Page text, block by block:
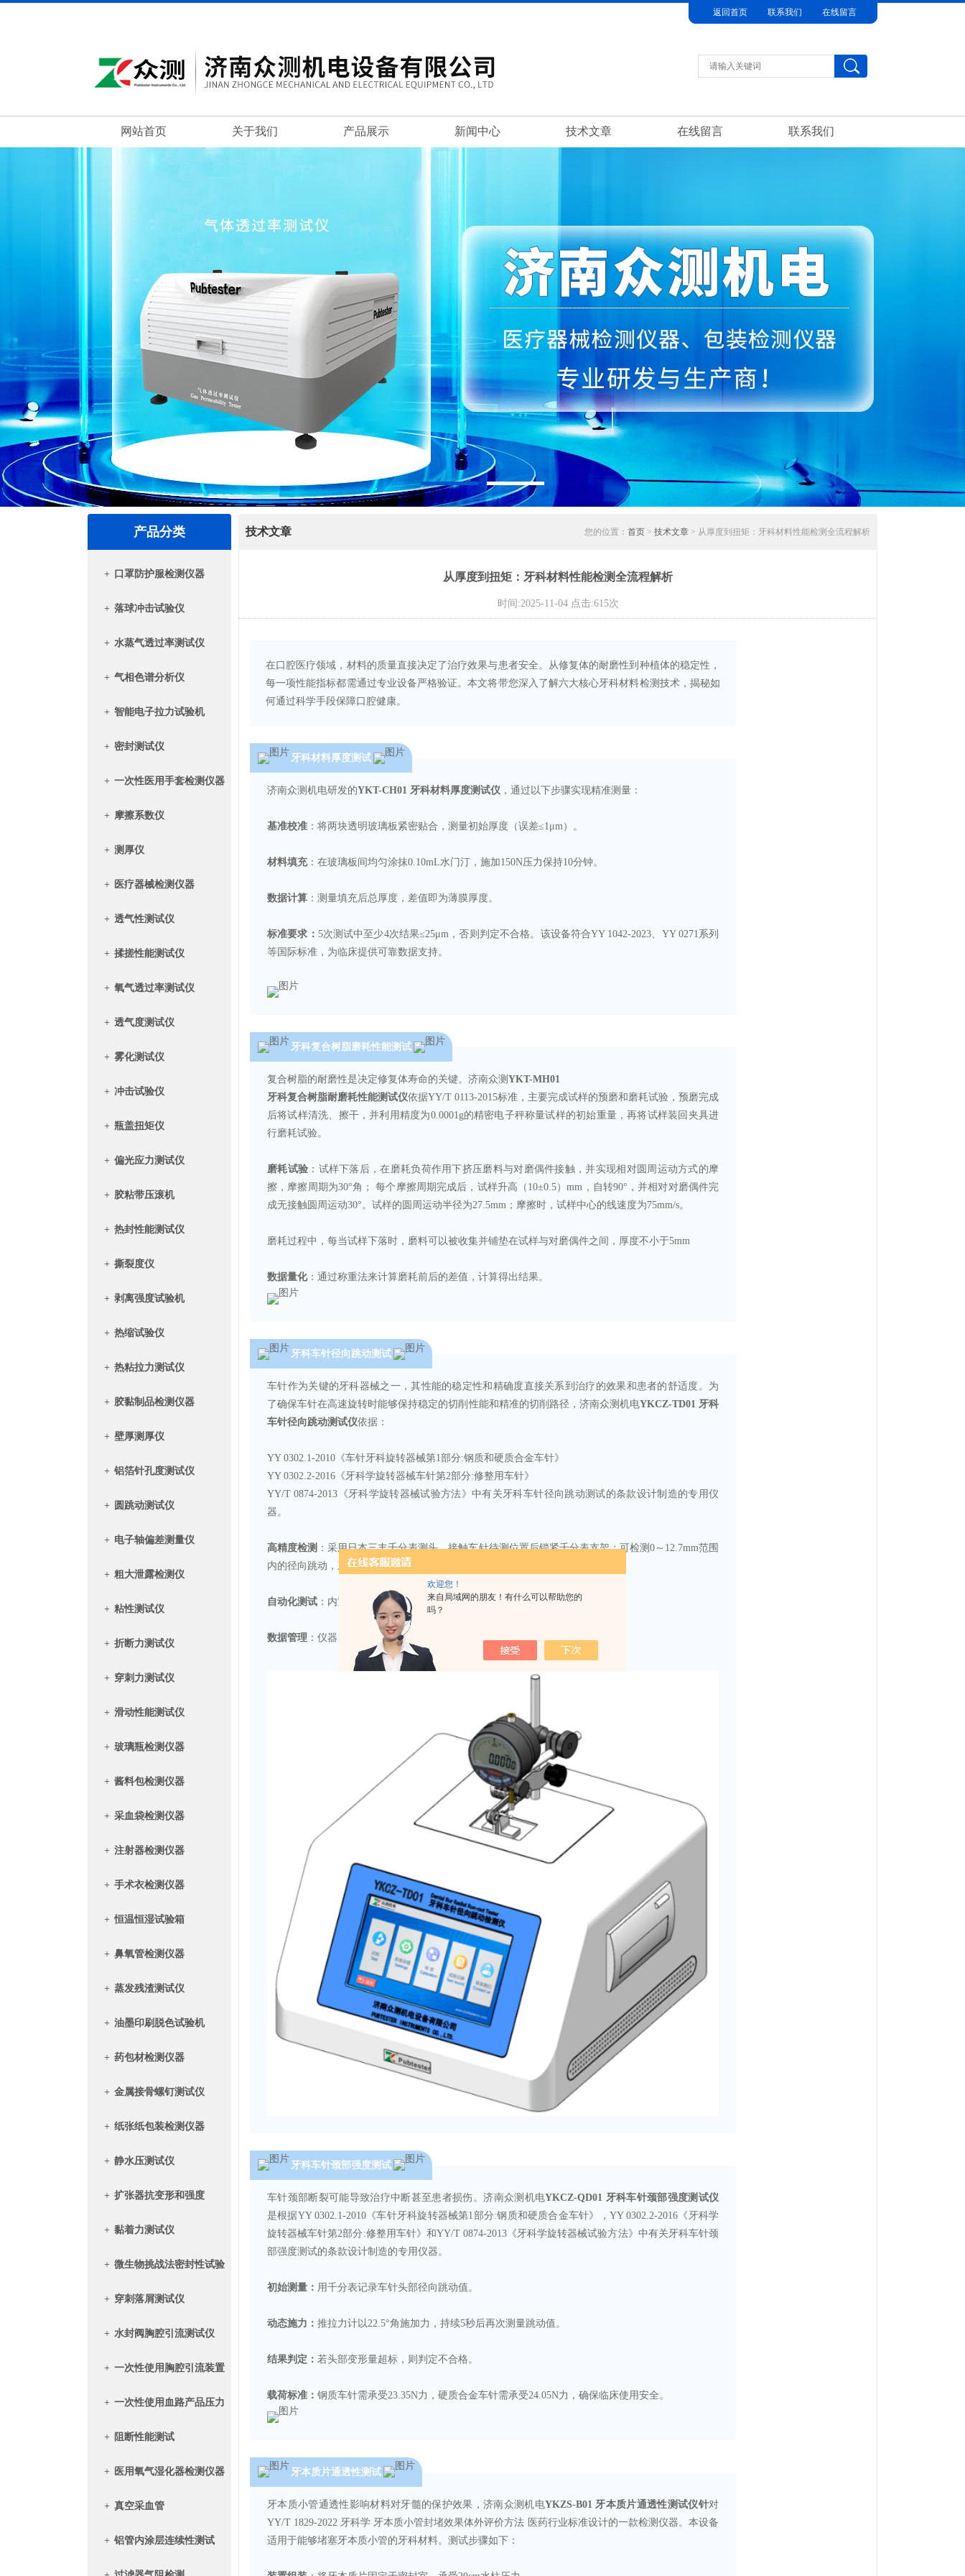
欢迎您！
来自局域网的朋友！有什么可以帮助您的
吗？
返回首页 联系我们 在线留言
网站首页 关于我们 产品展示 新闻中心 技术文章 在线留言 联系我们
产品分类
+ 口罩防护服检测仪器
+ 落球冲击试验仪
+ 水蒸气透过率测试仪
+ 气相色谱分析仪
+ 智能电子拉力试验机
+ 密封测试仪
+ 一次性医用手套检测仪器
+ 摩擦系数仪
+ 测厚仪
+ 医疗器械检测仪器
+ 透气性测试仪
+ 揉搓性能测试仪
+ 氧气透过率测试仪
+ 透气度测试仪
+ 雾化测试仪
+ 冲击试验仪
+ 瓶盖扭矩仪
+ 偏光应力测试仪
+ 胶粘带压滚机
+ 热封性能测试仪
+ 撕裂度仪
+ 剥离强度试验机
+ 热缩试验仪
+ 热粘拉力测试仪
+ 胶黏制品检测仪器
+ 壁厚测厚仪
+ 铝箔针孔度测试仪
+ 圆跳动测试仪
+ 电子轴偏差测量仪
+ 粗大泄露检测仪
+ 粘性测试仪
+ 折断力测试仪
+ 穿刺力测试仪
+ 滑动性能测试仪
+ 玻璃瓶检测仪器
+ 酱料包检测仪器
+ 采血袋检测仪器
+ 注射器检测仪器
+ 手术衣检测仪器
+ 恒温恒湿试验箱
+ 鼻氧管检测仪器
+ 蒸发残渣测试仪
+ 油墨印刷脱色试验机
+ 药包材检测仪器
+ 金属接骨螺钉测试仪
+ 纸张纸包装检测仪器
+ 静水压测试仪
+ 扩张器抗变形和强度
+ 黏着力测试仪
+ 微生物挑战法密封性试验
仪
+ 穿刺落屑测试仪
+ 水封阀胸腔引流测试仪
+ 一次性使用胸腔引流装置
+ 一次性使用血路产品压力
传递性能测试
+ 阻断性能测试
+ 医用氧气湿化器检测仪器
+ 真空采血管
+ 铝管内涂层连续性测试
技术文章 您的位置： 首页 > 技术文章 > 从厚度到扭矩：牙科材料性能检测全流程解析
从厚度到扭矩：牙科材料性能检测全流程解析
时间:2025-11-04 点击:615次
在口腔医疗领域，材料的质量直接决定了治疗效果与患者安全。从修复体的耐磨性到种植体的稳定性，
每一项性能指标都需通过专业设备严格验证。本文将带您深入了解六大核心牙科材料检测技术，揭秘如
何通过科学手段保障口腔健康。
牙科材料厚度测试
济南众测机电研发的YKT-CH01 牙科材料厚度测试仪 ，通过以下步骤实现精准测量：
基准校准 ：将两块透明玻璃板紧密贴合，测量初始厚度（误差≤1μm）。
材料填充：在玻璃板间均匀涂抹0.10mL水门汀，施加150N压力保持10分钟。
数据计算 ：测量填充后总厚度，差值即为薄膜厚度。
标准要求： 5次测试中至少4次结果≤25μm，否则判定不合格。该设备符合YY 1042-2023、YY 0271系列
等国际标准，为临床提供可靠数据支持。
牙科复合树脂磨耗性能测试
复合树脂的耐磨性是决定修复体寿命的关键。济南众测 YKT-MH01
牙科复合树脂耐磨耗性能测试仪依据YY/T 0113-2015标准， 主要完成试样的预磨和磨耗试验，预磨完成
后将试样清洗、擦干，并利用精度为0.0001g的精密电子秤称量试样的初始重量，再将试样装回夹具进
行磨耗试验。
磨耗试验 ： 试样下落后，在磨耗负荷作用下挤压磨料与对磨偶件接触，并实现相对圆周运动方式的摩
擦，摩擦周期为30°角； 每个摩擦周期完成后，试样升高（10±0.5）mm，自转90°，并相对对磨偶件完
成无接触圆周运动30°。试样的圆周运动半径为27.5mm；摩擦时，试样中心的线速度为75mm/s。
磨耗过程中，每当试样下落时，磨料可以被收集并铺垫在试样与对磨偶件之间，厚度不小于5mm
数据量化： 通过称重法来计算磨耗前后的差值，计算得出结果。
牙科车针径向跳动测试
车针作为关键的牙科器械之一，其性能的稳定性和精确度直接关系到治疗的效果和患者的舒适度。为
了确保车针在高速旋转时能够保持稳定的切削性能和精准的切削路径， 济南众测机电YKCZ-TD01 牙科
车针径向跳动测试仪依据：
YY 0302.1-2010《车针牙科旋转器械第1部分:钢质和硬质合金车针》
YY 0302.2-2016《牙科学旋转器械车针第2部分:修整用车针》
YY/T 0874-2013《牙科学旋转器械试验方法》中有关牙科车针径向跳动测试的条款设计制造的专用仪
器。
高精度检测 ：采用日本三丰千分表测头，接触车针待测位置后锁紧千分表支架；可检测 0～12.7mm范围
内的径向跳动，系统精度≤0.01mm
‌自动化测试‌ ：内置伺服电机模拟临床转速，自动完成装夹、旋转、数据采集。 ‌
‌数据管理‌ ： 仪器自动完成车针径向跳动的测量、数据记录及报告生成。
牙科车针颈部强度测试
车针颈部断裂可能导致治疗中断甚至患者损伤。济南众测机电YKCZ-QD01 牙科车针颈部强度测试仪
是根据YY 0302.1-2010《车针牙科旋转器械第1部分:钢质和硬质合金车针》，YY 0302.2-2016《牙科学
旋转器械车针第2部分:修整用车针》和YY/T 0874-2013《牙科学旋转器械试验方法》中有关牙科车针颈
部强度测试的条款设计制造的专用仪器。
初始测量： 用千分表记录车针头部径向跳动值。
动态施力： 推拉力计以22.5°角施加力，持续5秒后再次测量跳动值。
结果判定： 若头部变形量超标，则判定不合格。
载荷标准： 钢质车针需承受23.35N力，硬质合金车针需承受24.05N力，确保临床使用安全。
牙本质片通透性测试
牙本质小管通透性影响材料对牙髓的保护效果， 济南众测机电YKZS-B01 牙本质片通透性测试仪针对
YY/T 1829-2022 牙科学 牙本质小管封堵效果体外评价方法 医药行业标准设计的一款检测仪器。本设备
适用于能够堵塞牙本质小管的牙科材料。测试步骤如下：